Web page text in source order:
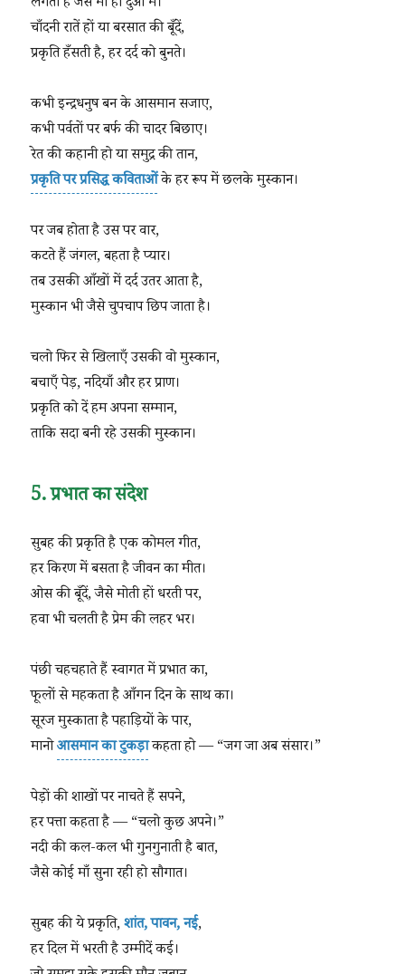
चाँदनी रातें हों या बरसात की बूँदें,
प्रकृति हँसती है, हर दर्द को बुनते।
कभी इन्द्रधनुष बन के आसमान सजाए,
कभी पर्वतों पर बर्फ की चादर बिछाए।
रेत की कहानी हो या समुद्र की तान,
प्रकृति पर प्रसिद्ध कविताओंके हर रूप में छलके मुस्कान।
पर जब होता है उस पर वार,
कटते हैं जंगल, बहता है प्यार।
तब उसकी आँखों में दर्द उतर आता है,
मुस्कान भी जैसे चुपचाप छिप जाता है।
चलो फिर से खिलाएँ उसकी वो मुस्कान,
बचाएँ पेड़, नदियाँ और हर प्राण।
प्रकृति को दें हम अपना सम्मान,
ताकि सदा बनी रहे उसकी मुस्कान।
5. प्रभात का संदेश
सुबह की प्रकृति है एक कोमल गीत,
हर किरण में बसता है जीवन का मीत।
ओस की बूँदें, जैसे मोती हों धरती पर,
हवा भी चलती है प्रेम की लहर भर।
पंछी चहचहाते हैं स्वागत में प्रभात का,
फूलों से महकता है आँगन दिन के साथ का।
सूरज मुस्काता है पहाड़ियों के पार,
मानोआसमान का टुकड़ाकहता हो — “जग जा अब संसार।”
पेड़ों की शाखों पर नाचते हैं सपने,
हर पत्ता कहता है — “चलो कुछ अपने।”
नदी की कल-कल भी गुनगुनाती है बात,
जैसे कोई माँ सुना रही हो सौगात।
सुबह की ये प्रकृति,शांत, पावन, नई,
हर दिल में भरती है उम्मीदें कई।